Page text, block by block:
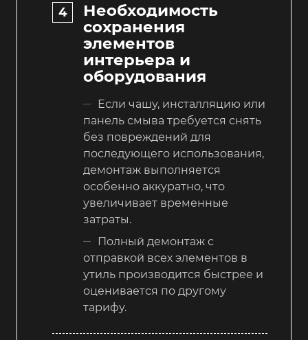
Необходимость
сохранения
элементов
интерьера и
оборудования
Если чашу, инсталляцию или
панель смыва требуется снять
без повреждений для
последующего использования,
демонтаж выполняется
особенно аккуратно, что
увеличивает временные
затраты.
Полный демонтаж с
отправкой всех элементов в
утиль производится быстрее и
оценивается по другому
тарифу.